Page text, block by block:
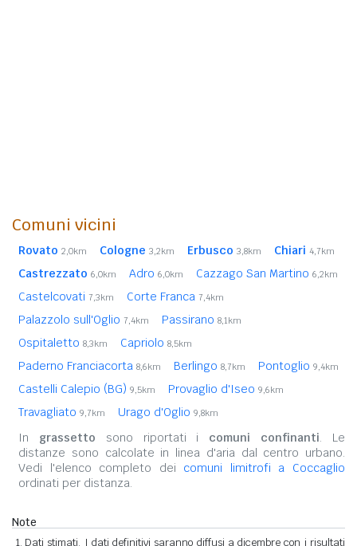
Comuni vicini
Rovato 2,0km Cologne 3,2km Erbusco 3,8km Chiari 4,7km
Castrezzato 6,0km Adro 6,0km Cazzago San Martino 6,2km
Castelcovati 7,3km Corte Franca 7,4km
Palazzolo sull'Oglio 7,4km Passirano 8,1km
Ospitaletto 8,3km Capriolo 8,5km
Paderno Franciacorta 8,6km Berlingo 8,7km Pontoglio 9,4km
Castelli Calepio (BG) 9,5km Provaglio d'Iseo 9,6km
Travagliato 9,7km Urago d'Oglio 9,8km
In grassetto sono riportati i comuni confinanti. Le
distanze sono calcolate in linea d'aria dal centro urbano.
Vedi l'elenco completo dei comuni limitrofi a Coccaglio
ordinati per distanza.
Note
Dati stimati. I dati definitivi saranno diffusi a dicembre con i risultati